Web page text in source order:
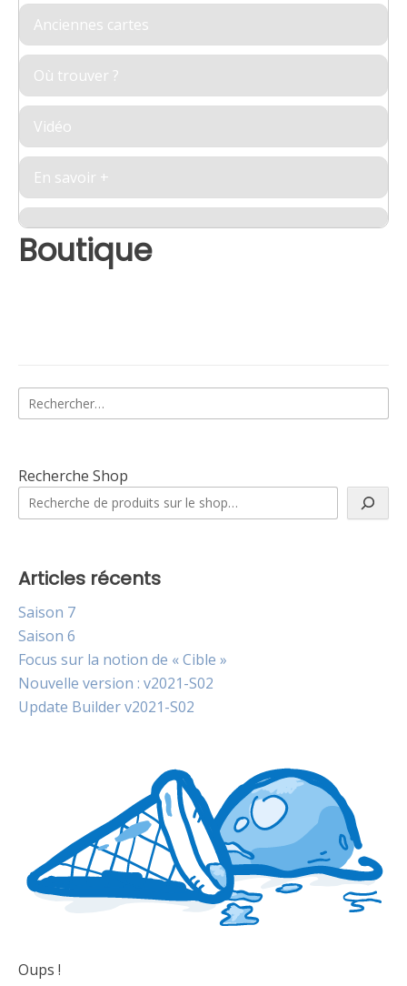
Anciennes cartes
Où trouver ?
Vidéo
En savoir +
Boutique
Rechercher :
Recherche Shop
Articles récents
Saison 7
Saison 6
Focus sur la notion de « Cible »
Nouvelle version : v2021-S02
Update Builder v2021-S02
Oups !